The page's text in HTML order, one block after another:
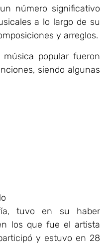
número significativo
a lo largo de su
y arreglos.
popular fueron
siendo algunas
tuvo en su haber
los que fue el artista
y estuvo en 28